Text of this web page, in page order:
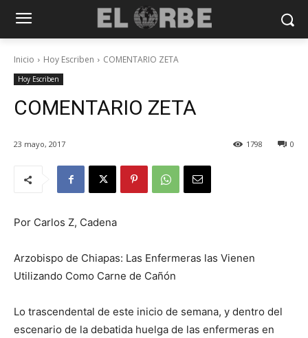
Inicio Hoy Escriben COMENTARIO ZETA
Hoy Escriben
COMENTARIO ZETA
23 mayo, 2017 0
1798
Por Carlos Z, Cadena
Arzobispo de Chiapas: Las Enfermeras las Vienen
Utilizando Como Carne de Cañón
Lo trascendental de este inicio de semana, y dentro del
escenario de la debatida huelga de las enfermeras en